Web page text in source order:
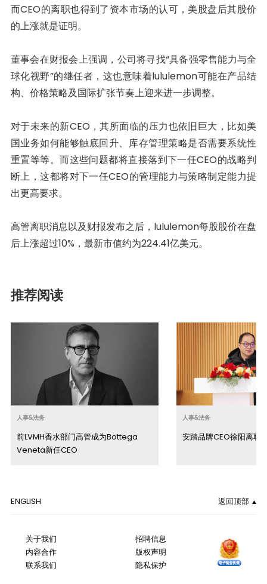
而CEO的离职也得到了资本市场的认可，美股盘后其股价
的上涨就是证明。
董事会在财报会上强调，公司将寻找“具备强零售能力与全
球化视野”的继任者，这也意味着lululemon可能在产品结
构、价格策略及国际扩张节奏上迎来进一步调整。
对于未来的新CEO，其所面临的压力也依旧巨大，比如美
国业务如何能够触底回升、库存管理策略是否需要系统性
重置等等。而这些问题都将直接落到下一任CEO的战略判
断上，这都将对下一任CEO的管理能力与策略制定能力提
出更高要求。
高管离职消息以及财报发布之后，lululemon每股股价在盘
后上涨超过10%，最新市值约为224.41亿美元。
推荐阅读
人事&法务
前LVMH香水部门高管成为Bottega
Veneta新任CEO
人事&法务
安踏品牌CEO徐阳离职
ENGLISH 返回顶部
关于我们
内容合作
联系我们
招聘信息
版权声明
隐私保护